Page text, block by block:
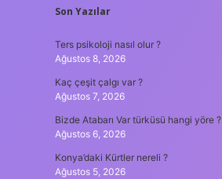
SIDEBAR
Son Yazılar
Ters psikoloji nasıl olur ?
Ağustos 8, 2026
Kaç çeşit çalgı var ?
Ağustos 7, 2026
Bizde Atabarı Var türküsü hangi yöre ?
Ağustos 6, 2026
Konya’daki Kürtler nereli ?
Ağustos 5, 2026